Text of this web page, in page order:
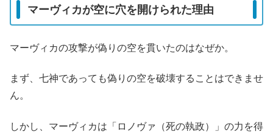
マーヴィカが空に穴を開けられた理由
マーヴィカの攻撃が偽りの空を貫いたのはなぜか。
まず、七神であっても偽りの空を破壊することはできませ
ん。
しかし、マーヴィカは「ロノヴァ（死の執政）」の力を得